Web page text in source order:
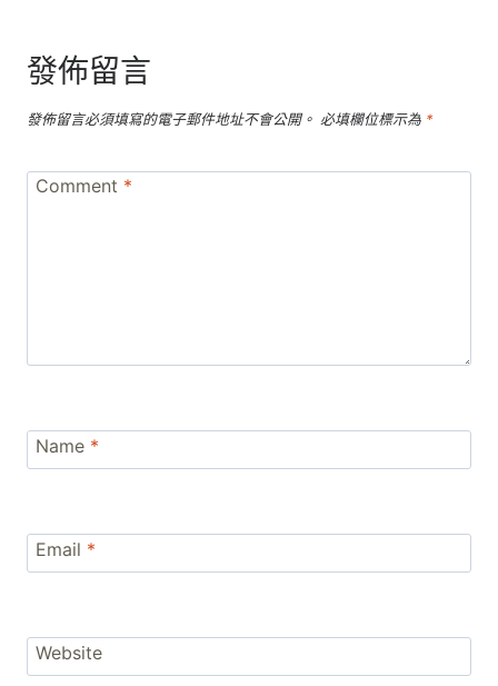
發佈留言
發佈留言必須填寫的電子郵件地址不會公開。 必填欄位標示為 *
Comment *
Name *
Email *
Website